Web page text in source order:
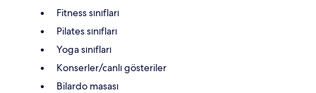
Fitness sınıfları
Pilates sınıfları
Yoga sınıfları
Konserler/canlı gösteriler
Bilardo masası